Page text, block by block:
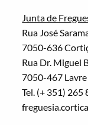
Junta de
Rua José
7050-636
Rua Dr. Miguel
7050-467 Lavre
Tel. (+ 351) 265